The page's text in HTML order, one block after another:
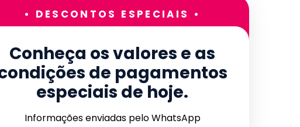
• DESCONTOS ESPECIAIS •
Conheça os valores e as
de pagamentos
especiais de hoje.
Informações enviadas pelo WhatsApp